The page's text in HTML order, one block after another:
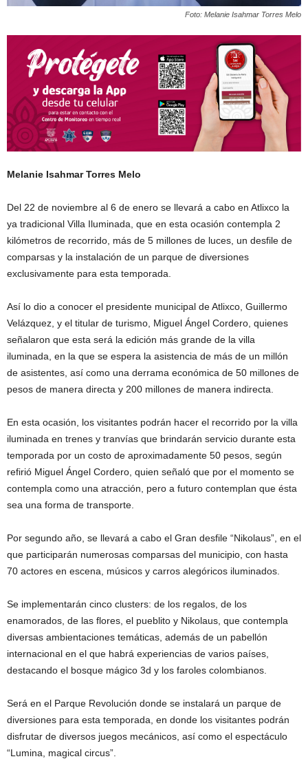
Foto: Melanie Isahmar Torres Melo
Melanie Isahmar Torres Melo
Del 22 de noviembre al 6 de enero se llevará a cabo en Atlixco la
ya tradicional Villa Iluminada, que en esta ocasión contempla 2
kilómetros de recorrido, más de 5 millones de luces, un desfile de
comparsas y la instalación de un parque de diversiones
exclusivamente para esta temporada.
Así lo dio a conocer el presidente municipal de Atlixco, Guillermo
Velázquez, y el titular de turismo, Miguel Ángel Cordero, quienes
señalaron que esta será la edición más grande de la villa
iluminada, en la que se espera la asistencia de más de un millón
de asistentes, así como una derrama económica de 50 millones de
pesos de manera directa y 200 millones de manera indirecta.
En esta ocasión, los visitantes podrán hacer el recorrido por la villa
iluminada en trenes y tranvías que brindarán servicio durante esta
temporada por un costo de aproximadamente 50 pesos, según
refirió Miguel Ángel Cordero, quien señaló que por el momento se
contempla como una atracción, pero a futuro contemplan que ésta
sea una forma de transporte.
Por segundo año, se llevará a cabo el Gran desfile “Nikolaus”, en el
que participarán numerosas comparsas del municipio, con hasta
70 actores en escena, músicos y carros alegóricos iluminados.
Se implementarán cinco clusters: de los regalos, de los
enamorados, de las flores, el pueblito y Nikolaus, que contempla
diversas ambientaciones temáticas, además de un pabellón
internacional en el que habrá experiencias de varios países,
destacando el bosque mágico 3d y los faroles colombianos.
Será en el Parque Revolución donde se instalará un parque de
diversiones para esta temporada, en donde los visitantes podrán
disfrutar de diversos juegos mecánicos, así como el espectáculo
“Lumina, magical circus”.